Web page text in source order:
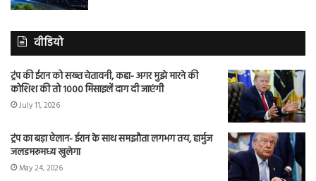
वीडियो
ट्रंप की ईरान को सख्त चेतावनी, कहा- अगर मुझे मारने की
कोशिश की तो 1000 मिसाइलें दाग दी जाएंगी
July 11, 2026
ट्रंप का बड़ा ऐलान- ईरान के साथ समझौता लगभग तय, हार्मुज
जलडमरूमध्य खुलेगा
May 24, 2026